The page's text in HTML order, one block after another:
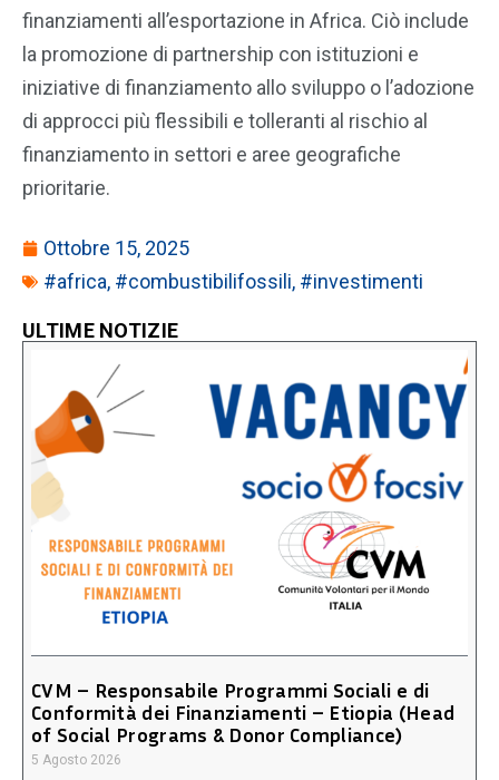
finanziamenti all’esportazione in Africa. Ciò include
la promozione di partnership con istituzioni e
iniziative di finanziamento allo sviluppo o l’adozione
di approcci più flessibili e tolleranti al rischio al
finanziamento in settori e aree geografiche
prioritarie.
Ottobre 15, 2025
#africa, #combustibilifossili, #investimenti
ULTIME NOTIZIE
CVM – Responsabile Programmi Sociali e di
Conformità dei Finanziamenti – Etiopia (Head
of Social Programs & Donor Compliance)
5 Agosto 2026